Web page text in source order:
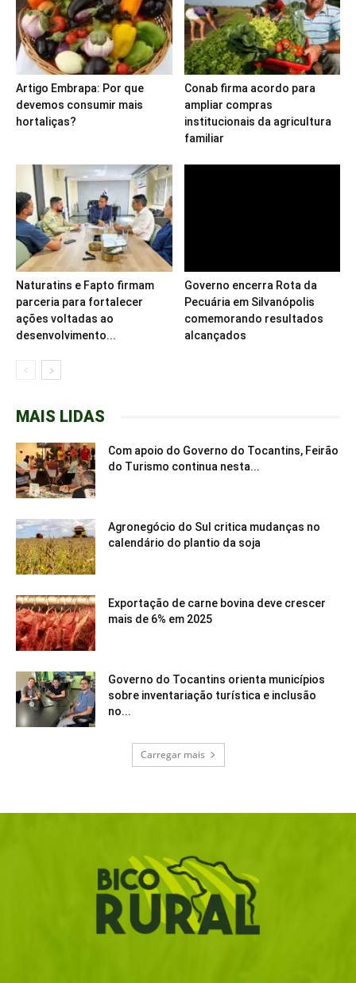
Artigo Embrapa: Por que
devemos consumir mais
hortaliças?
Conab firma acordo para
ampliar compras
institucionais da agricultura
familiar
Naturatins e Fapto firmam
parceria para fortalecer
ações voltadas ao
desenvolvimento...
Governo encerra Rota da
Pecuária em Silvanópolis
comemorando resultados
alcançados
MAIS LIDAS
Com apoio do Governo do Tocantins, Feirão
do Turismo continua nesta...
Agronegócio do Sul critica mudanças no
calendário do plantio da soja
Exportação de carne bovina deve crescer
mais de 6% em 2025
Governo do Tocantins orienta municípios
sobre inventariação turística e inclusão
no...
Carregar mais